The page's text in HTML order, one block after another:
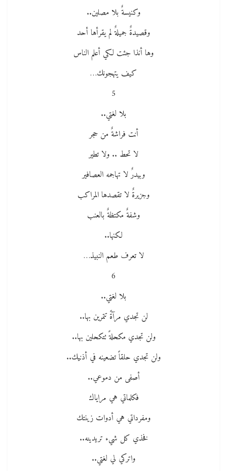
وكنيسةٌ بلا مصلين..
وقصيدةٌ جميلةٌ لم يقرأها أحد
وها أنذا جئت لكي أعلم الناس
كيف يتهجونك…
5
بلا لغتي..
أنت فراشةٌ من حجر
لا تحط .. ولا تطير
وبيدرٌ لا تهاجمه العصافير
وجزيرةٌ لا تقصدها المراكب
وشفةٌ مكتظةٌ بالعنب
لكنها..
لا تعرف طعم النبيذ…
6
بلا لغتي..
لن تجدي مرآةً تتمرين بها..
ولن تجدي مكحلةً تتكحلين بها..
ولن تجدي حلقاً تضعينه في أذنيك..
أصفى من دموعي..
فكلماتي هي مراياك
ومفرداتي هي أدوات زينتك
فخذي كل شيء تريدينه..
واتركي لي لغتي..